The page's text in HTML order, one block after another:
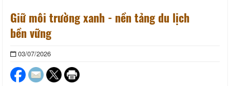
Giữ môi trường xanh - nền tảng du lịch
bền vững
03/07/2026